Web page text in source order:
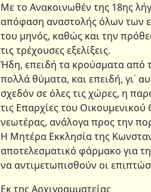
Με το Ανακοινωθέν της 18ης
απόφαση αναστολής όλων των
του μηνός, καθώς και την
τις τρέχουσες εξελίξεις.
Ήδη, επειδή τα κρούσματα από
πολλά θύματα, και επειδή, γι᾿
σχεδόν σε όλες τις χώρες, η
τις Επαρχίες του
νεωτέρας, ανάλογα προς την
Η Μητέρα Εκκλησία της
αποτελεσματικό φάρμακο για
να αντιμετωπισθούν οι
Εκ της Αρχιγραμματείας